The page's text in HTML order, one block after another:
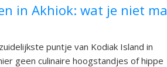
in Akhiok: wat je niet
puntje van Kodiak Island in
geen culinaire hoogstandjes of hippe